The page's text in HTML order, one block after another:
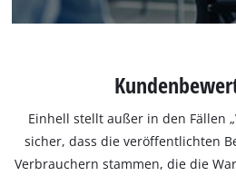
Einhell stellt außer in den Fällen
sicher, dass die veröffentlichten
Verbrauchern stammen, die die